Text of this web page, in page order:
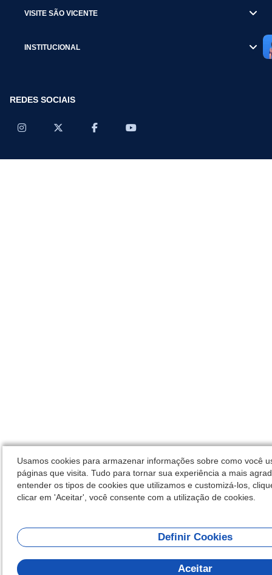
VISITE SÃO VICENTE
INSTITUCIONAL
REDES SOCIAIS
Usamos cookies para armazenar informações sobre como você
páginas que visita. Tudo para tornar sua experiência a mais
entender os tipos de cookies que utilizamos e customizá-los,
clicar em 'Aceitar', você consente com a utilização de cookies.
Definir Cookies
Aceitar
Olá!
posso